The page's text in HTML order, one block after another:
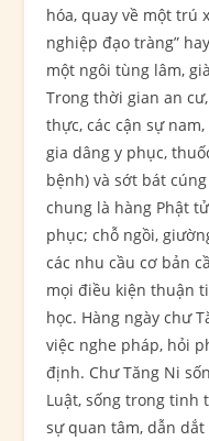
hóa, quay về một trú
nghiệp đạo tràng”
một ngôi tùng lâm,
Trong thời gian an
thực, các cận sự
gia dâng y phục,
bệnh) và sớt bát
chung là hàng Phật
phục; chỗ ngồi,
các nhu cầu cơ bản
mọi điều kiện thuận
học. Hàng ngày chư
việc nghe pháp, hỏi
định. Chư Tăng Ni
Luật, sống trong
sự quan tâm, dẫn